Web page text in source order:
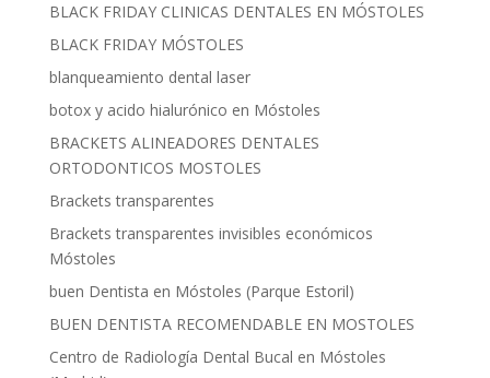
BLACK FRIDAY CLINICAS DENTALES EN MÓSTOLES
BLACK FRIDAY MÓSTOLES
blanqueamiento dental laser
botox y acido hialurónico en Móstoles
BRACKETS ALINEADORES DENTALES
ORTODONTICOS MOSTOLES
Brackets transparentes
Brackets transparentes invisibles económicos
Móstoles
buen Dentista en Móstoles (Parque Estoril)
BUEN DENTISTA RECOMENDABLE EN MOSTOLES
Centro de Radiología Dental Bucal en Móstoles